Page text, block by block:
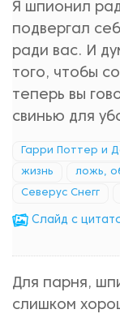
Я шпионил
подвергал
ради вас. И
того, чтобы
теперь вы
свинью для
Гарри Поттер и
жизнь ложь,
Северус Снегг
Cлайд с
Для парня,
слишком